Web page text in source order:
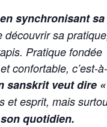
synchronisant sa
découvrir sa
Pratique fondée
confortable, c’est-à-
sanskrit veut dire «
et esprit, mais
quotidien.